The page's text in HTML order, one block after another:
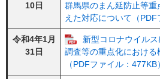
10日
群馬県のまん延防止等重
えた対応について（PDF
令和4年1月
31日
新型コロナウイル
調査等の重点化におけ
（PDFファイル：477KB）